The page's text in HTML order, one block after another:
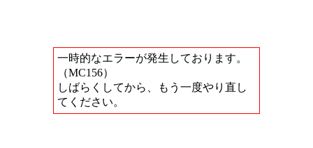
一時的なエラーが発生しております。
（MC156）
しばらくしてから、もう一度やり直し
てください。